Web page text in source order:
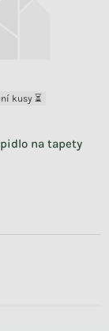
kusy ⏳
na tapety